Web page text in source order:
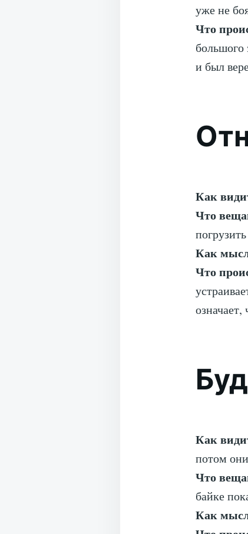
уже не
Что
большого
и был
Как
Что
Как
Что
Как
потом
Что
байке
Как